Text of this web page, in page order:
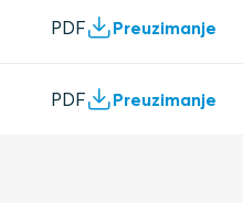
PDF Preuzimanje
PDF Preuzimanje